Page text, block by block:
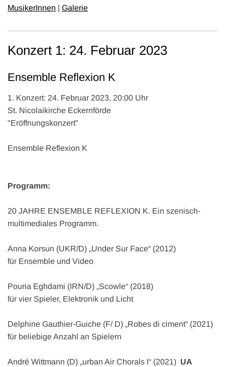
MusikerInnen | Galerie
Konzert 1: 24. Februar 2023
Ensemble Reflexion K
1. Konzert: 24. Februar 2023, 20:00 Uhr
St. Nicolaikirche Eckernförde
"Eröffnungskonzert"
Ensemble Reflexion K
Programm:
20 JAHRE ENSEMBLE REFLEXION K. Ein szenisch-
multimediales Programm.
Anna Korsun (UKR/D) „Under Sur Face“ (2012)
für Ensemble und Video
Pouria Eghdami (IRN/D) „Scowle“ (2018)
für vier Spieler, Elektronik und Licht
Delphine Gauthier-Guiche (F/ D) „Robes di ciment“ (2021)
für beliebige Anzahl an Spielern
André Wittmann (D) „urban Air Chorals I“ (2021) UA